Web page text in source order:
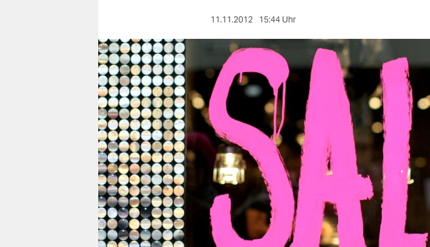
berlin
nord
wahrheit
verlag
verlag
veranstaltungen
shop
fragen & hilfe
11.11.2012 15:44 Uhr